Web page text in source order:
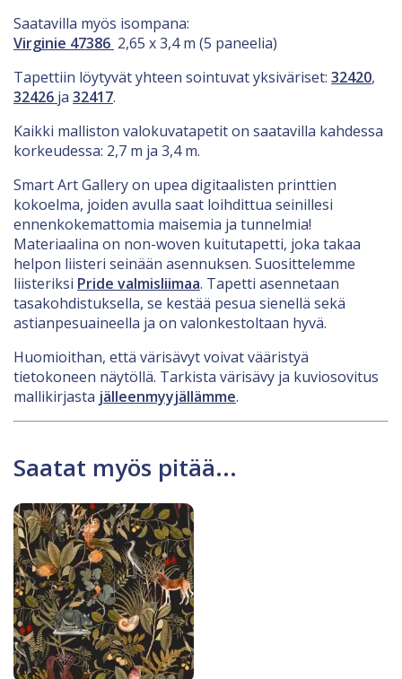
Saatavilla myös isompana:
Virginie 47386 2,65 x 3,4 m (5 paneelia)
Tapettiin löytyvät yhteen sointuvat yksiväriset: 32420,
32426 ja 32417.
Kaikki malliston valokuvatapetit on saatavilla kahdessa
korkeudessa: 2,7 m ja 3,4 m.
Smart Art Gallery on upea digitaalisten printtien
kokoelma, joiden avulla saat loihdittua seinillesi
ennenkokemattomia maisemia ja tunnelmia!
Materiaalina on non-woven kuitutapetti, joka takaa
helpon liisteri seinään asennuksen. Suosittelemme
liisteriksi Pride valmisliimaa. Tapetti asennetaan
tasakohdistuksella, se kestää pesua sienellä sekä
astianpesuaineella ja on valonkestoltaan hyvä.
Huomioithan, että värisävyt voivat vääristyä
tietokoneen näytöllä. Tarkista värisävy ja kuviosovitus
mallikirjasta jälleenmyyjällämme.
Saatat myös pitää...